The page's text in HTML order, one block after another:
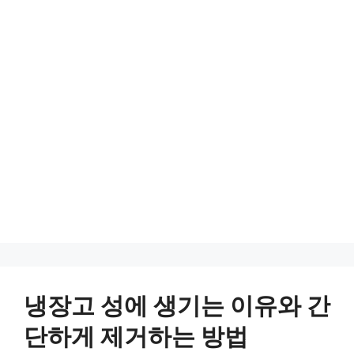
냉장고 성에 생기는 이유와 간
단하게 제거하는 방법